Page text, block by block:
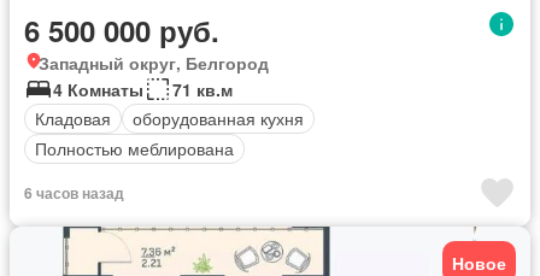
6 500 000 руб.
Западный округ, Белгород
4 Комнаты
71 кв.м
Кладовая
оборудованная кухня
Полностью меблирована
6 часов назад
Новое